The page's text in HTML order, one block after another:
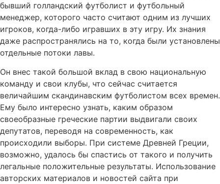
бывший голландский футболист и футбольный
менеджер, которого часто считают одним из лучших
игроков, когда-либо игравших в эту игру. Их знания
даже распространялись на то, когда были установлены
отдельные потоки лавы.
Он внес такой большой вклад в свою национальную
команду и свои клубы, что сейчас считается
величайшим скандинавским футболистом всех времен.
Ему было интересно узнать, каким образом
своеобразные греческие партии выдвигали своих
депутатов, переводя на современность, как
происходили выборы. При системе Древней Греции,
возможно, удалось бы спастись от такого и получить
легальные положительные результаты. Использование
авторских материалов и новостей сайта при